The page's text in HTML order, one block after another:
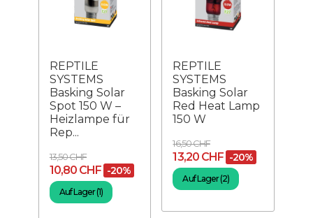
REPTILE
SYSTEMS
Basking Solar
Spot 150 W –
Heizlampe für
Rep...
13,50 CHF
10,80 CHF -20%
Auf Lager (1)
REPTILE
SYSTEMS
Basking Solar
Red Heat Lamp
150 W
16,50 CHF
13,20 CHF -20%
Auf Lager (2)